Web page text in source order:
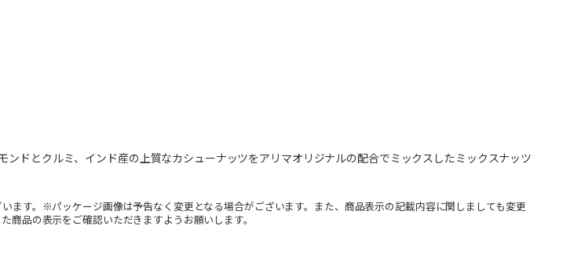
ンドとクルミ、インド産の上質なカシューナッツをアリマオリジナルの配合でミックスしたミックスナッツ
ます。※パッケージ画像は予告なく変更となる場合がございます。また、商品表示の記載内容に関しましても変更
商品の表示をご確認いただきますようお願いします。